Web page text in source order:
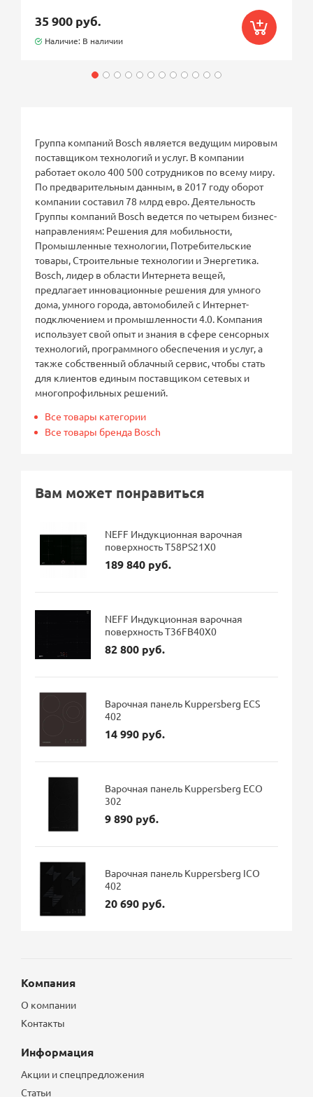
35 900 руб.
Наличие: В наличии
Группа компаний Bosch является ведущим мировым
поставщиком технологий и услуг. В компании
работает около 400 500 сотрудников по всему миру.
По предварительным данным, в 2017 году оборот
компании составил 78 млрд евро. Деятельность
Группы компаний Bosch ведется по четырем бизнес-
направлениям: Решения для мобильности,
Промышленные технологии, Потребительские
товары, Строительные технологии и Энергетика.
Bosch, лидер в области Интернета вещей,
предлагает инновационные решения для умного
дома, умного города, автомобилей с Интернет-
подключением и промышленности 4.0. Компания
использует свой опыт и знания в сфере сенсорных
технологий, программного обеспечения и услуг, а
также собственный облачный сервис, чтобы стать
для клиентов единым поставщиком сетевых и
многопрофильных решений.
Все товары категории
Все товары бренда Bosch
Вам может понравиться
NEFF Индукционная варочная
поверхность T58PS21X0
189 840 руб.
NEFF Индукционная варочная
поверхность T36FB40X0
82 800 руб.
Варочная панель Kuppersberg ECS
402
14 990 руб.
Варочная панель Kuppersberg ECO
302
9 890 руб.
Варочная панель Kuppersberg ICO
402
20 690 руб.
Компания
О компании
Контакты
Информация
Акции и спецпредложения
Статьи